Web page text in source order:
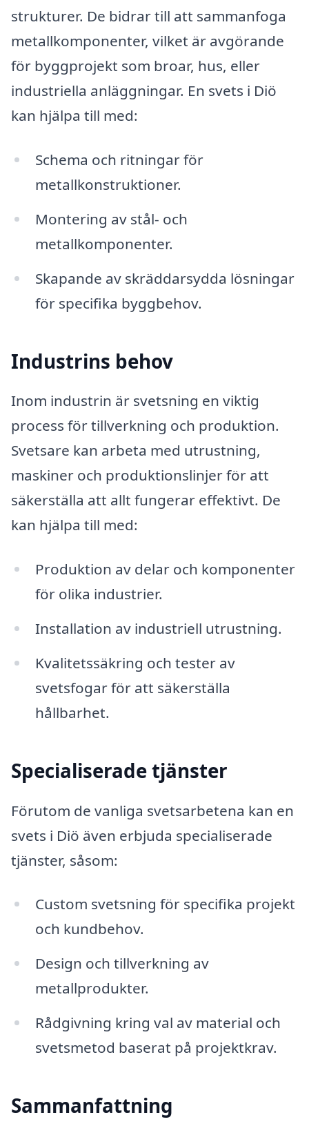
strukturer. De bidrar till att sammanfoga
metallkomponenter, vilket är avgörande
för byggprojekt som broar, hus, eller
industriella anläggningar. En svets i Diö
kan hjälpa till med:
Schema och ritningar för
metallkonstruktioner.
Montering av stål- och
metallkomponenter.
Skapande av skräddarsydda lösningar
för specifika byggbehov.
Industrins behov
Inom industrin är svetsning en viktig
process för tillverkning och produktion.
Svetsare kan arbeta med utrustning,
maskiner och produktionslinjer för att
säkerställa att allt fungerar effektivt. De
kan hjälpa till med:
Produktion av delar och komponenter
för olika industrier.
Installation av industriell utrustning.
Kvalitetssäkring och tester av
svetsfogar för att säkerställa
hållbarhet.
Specialiserade tjänster
Förutom de vanliga svetsarbetena kan en
svets i Diö även erbjuda specialiserade
tjänster, såsom:
Custom svetsning för specifika projekt
och kundbehov.
Design och tillverkning av
metallprodukter.
Rådgivning kring val av material och
svetsmetod baserat på projektkrav.
Sammanfattning